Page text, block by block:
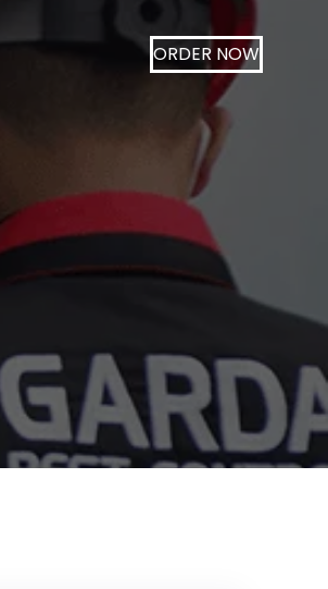
ORDER NOW